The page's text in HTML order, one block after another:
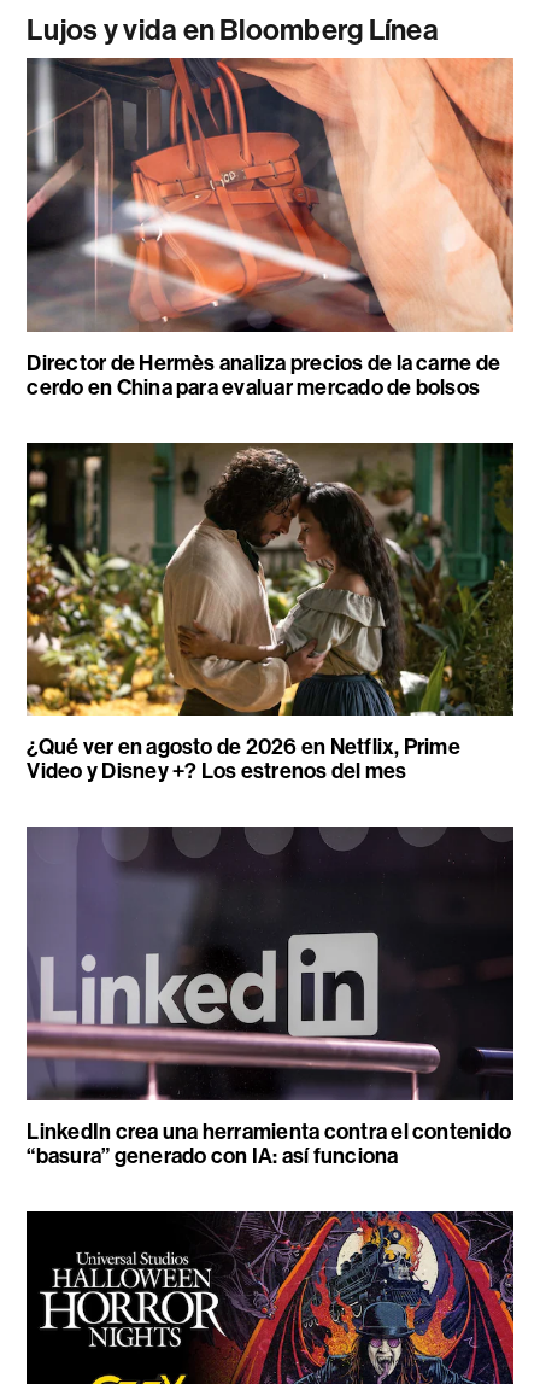
Lujos y vida en Bloomberg Línea
Director de Hermès analiza precios de la carne de
cerdo en China para evaluar mercado de bolsos
¿Qué ver en agosto de 2026 en Netflix, Prime
Video y Disney +? Los estrenos del mes
LinkedIn crea una herramienta contra el contenido
“basura” generado con IA: así funciona